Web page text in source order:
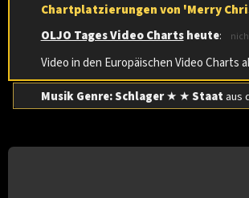
Chartplatzierungen von 'Merry
OLJO Tages Video Charts heute:
Video in den Europäischen Video Charts
Musik Genre: Schlager★ ★Staataus